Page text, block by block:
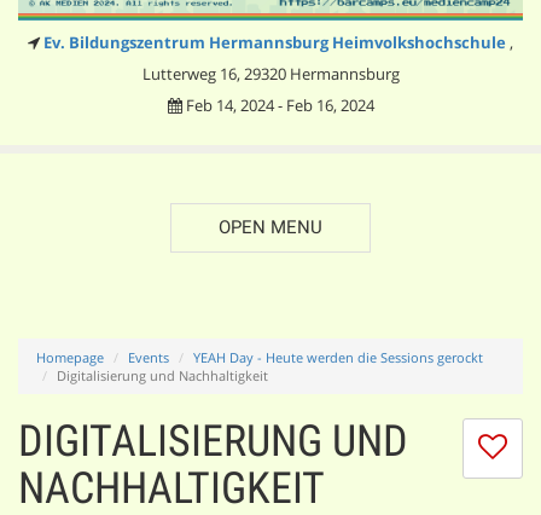
Ev. Bildungszentrum Hermannsburg Heimvolkshochschule ,
Lutterweg 16, 29320 Hermannsburg
Feb 14, 2024 - Feb 16, 2024
OPEN MENU
Homepage Events
YEAH Day - Heute werden die Sessions gerockt
Digitalisierung und Nachhaltigkeit
I
DIGITALISIERUNG UND
NACHHALTIGKEIT